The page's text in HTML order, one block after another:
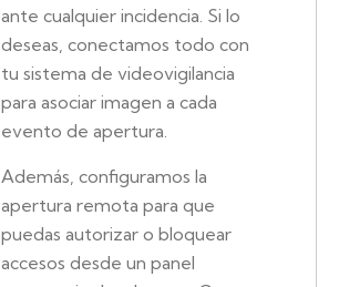
ante cualquier incidencia. Si lo
deseas, conectamos todo con
tu sistema de videovigilancia
para asociar imagen a cada
evento de apertura.
Además, configuramos la
apertura remota para que
puedas autorizar o bloquear
accesos desde un panel